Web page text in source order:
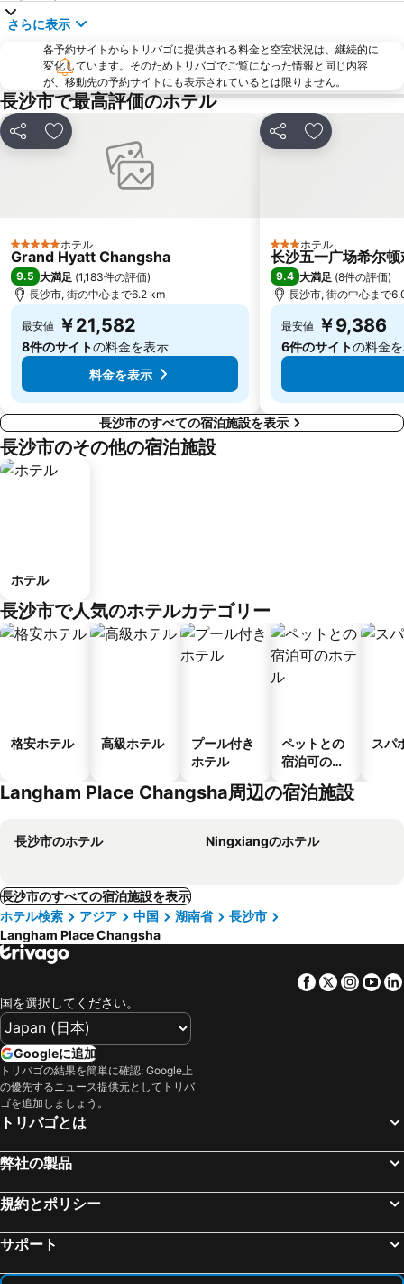
さらに表示
各予約サイトからトリバゴに提供される料金と空室状況は、継続的に
変化しています。そのためトリバゴでご覧になった情報と同じ内容
が、移動先の予約サイトにも表示されているとは限りません。
長沙市で最高評価のホテル
シェア お気に入りに追加
5 ホテルのランク
ホテル
Grand Hyatt Changsha
9.5 大満足 (1,183件の評価)
長沙市, 街の中心まで6.2 km
最安値 ￥21,582
8件のサイトの料金を表示
料金を表示
シェア お気に入りに
3 ホテルのランク
ホテル
长沙五一广场希尔
9.4 大満足 (8件の評価)
長沙市, 街の中心まで
最安値 ￥9,386
6件のサイトの料金
長沙市のすべての宿泊施設を表示
長沙市のその他の宿泊施設
ホテル
長沙市で人気のホテルカテゴリー
格安ホテル 高級ホテル
プール付き
ホテル
ペットとの
宿泊可のホ
テル
スパ
Langham Place Changsha周辺の宿泊施設
長沙市のホテル Ningxiangのホテル
長沙市のすべての宿泊施設を表示
ホテル検索
アジア 中国 湖南省
長沙市
Langham Place Changsha
Facebook
Twitter
国を選択してください。
Googleに追加
トリバゴの結果を簡単に確認: Google上
の優先するニュース提供元としてトリバ
ゴを追加しましょう。
トリバゴとは
弊社の製品
規約とポリシー
サポート